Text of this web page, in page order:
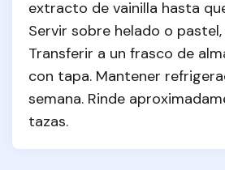
extracto de vainilla hasta
Servir sobre helado o pastel,
Transferir a un frasco de
con tapa. Mantener
semana. Rinde
tazas.